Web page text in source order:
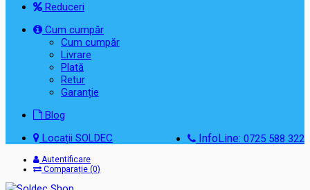
Reduceri
Cum cumpăr
Cum cumpăr
Livrare
Plată
Retur
Garanție
Blog
InfoLine: 0725 588 322
Locații SOLDEC
Autentificare
Comparație (0)